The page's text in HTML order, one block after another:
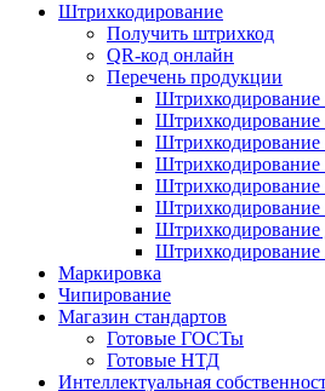
Штрихкодирование
Получить штрихкод
QR-код онлайн
Перечень продукции
Штрихкодирование
Штрихкодирование
Штрихкодирование
Штрихкодирование
Штрихкодирование
Штрихкодирование
Штрихкодирование
Маркировка
Чипирование
Магазин стандартов
Готовые ГОСТы
Готовые НТД
Интеллектуальная